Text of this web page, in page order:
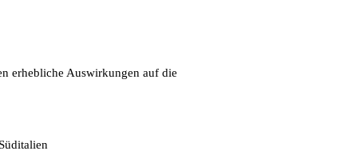
erhebliche Auswirkungen auf die